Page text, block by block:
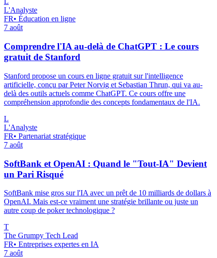
L'Analyste
FR• Éducation en ligne
7 août
Comprendre l'IA au-delà de ChatGPT : Le cours
gratuit de Stanford
Stanford propose un cours en ligne gratuit sur l'intelligence
artificielle, conçu par Peter Norvig et Sebastian Thrun, qui va au-
delà des outils actuels comme ChatGPT. Ce cours offre une
compréhension approfondie des concepts fondamentaux de l'IA.
L
L'Analyste
FR• Partenariat stratégique
7 août
SoftBank et OpenAI : Quand le "Tout-IA" Devient
un Pari Risqué
SoftBank mise gros sur l'IA avec un prêt de 10 milliards de dollars à
OpenAI. Mais est-ce vraiment une stratégie brillante ou juste un
autre coup de poker technologique ?
T
The Grumpy Tech Lead
FR• Entreprises expertes en IA
7 août